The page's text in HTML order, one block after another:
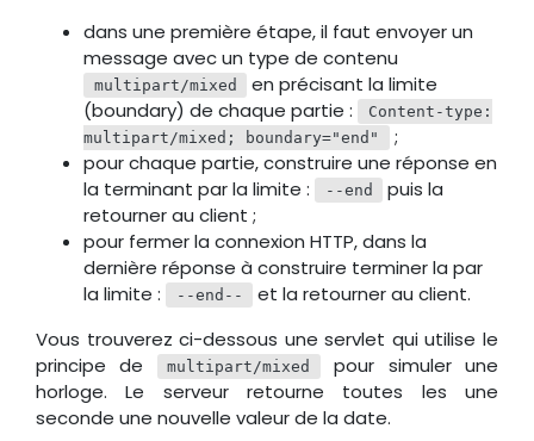
dans une première étape, il faut envoyer un
message avec un type de contenu
multipart/mixed
en précisant la limite
(boundary) de chaque partie :
Content-type:
multipart/mixed; boundary="end"
;
pour chaque partie, construire une réponse en
la terminant par la limite :
--end
puis la
retourner au client ;
pour fermer la connexion HTTP, dans la
dernière réponse à construire terminer la par
la limite :
--end--
et la retourner au client.
Vous trouverez ci-dessous une servlet qui utilise le
principe de
multipart/mixed
pour simuler une
horloge. Le serveur retourne toutes les une
seconde une nouvelle valeur de la date.